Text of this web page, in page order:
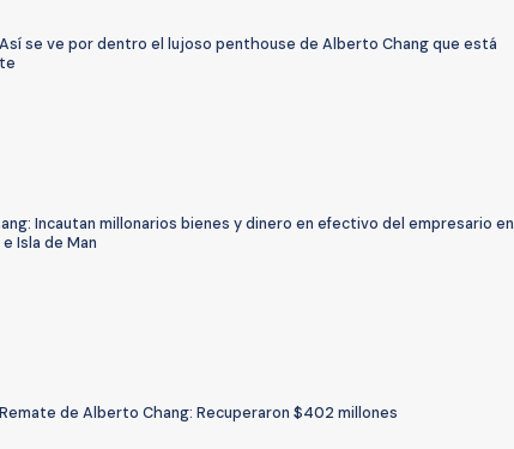
Así se ve por dentro el lujoso penthouse de Alberto Chang que está
Incautan millonarios bienes y dinero en efectivo del empresario en
Isla de Man
Remate de Alberto Chang: Recuperaron $402 millones